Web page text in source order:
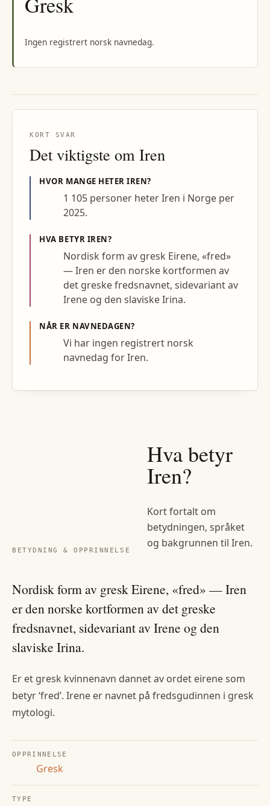
Ingen registrert norsk navnedag.
KORT SVAR
Det viktigste om Iren
HVOR MANGE HETERIREN?
1 105 personer heter Iren i Norge per
2025.
HVA BETYR IREN?
Nordisk form av gresk Eirene, «fred»
— Iren er den norske kortformen av
det greske fredsnavnet, sidevariant av
Irene og den slaviske Irina.
NÅR ER NAVNEDAGEN?
Vi har ingen registrert norsk
navnedag for Iren.
BETYDNING & OPPRINNELSE
Hva betyr
Iren?
Kort fortalt om
betydningen, språket
og bakgrunnen til Iren.
Nordisk form av gresk Eirene, «fred» — Iren
er den norske kortformen av det greske
fredsnavnet, sidevariant av Irene og den
slaviske Irina.
Er et gresk kvinnenavn dannet av ordet eirene som
betyr ‘fred’. Irene er navnet på fredsgudinnen i gresk
mytologi.
OPPRINNELSE
Gresk
TYPE